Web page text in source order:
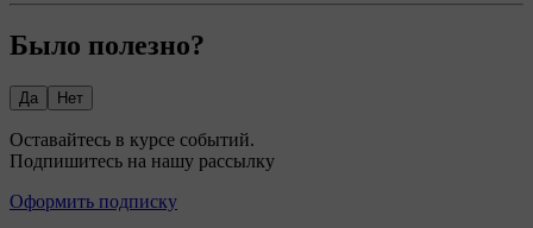
Было полезно?
Да Нет